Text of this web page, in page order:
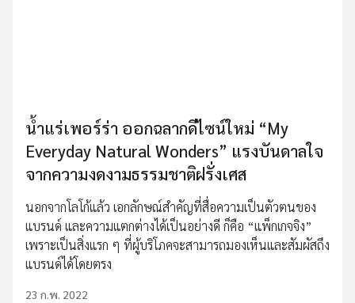
น้ำแร่เพอร์ร่า ออกฉลากดีไซน์ใหม่ “My
Everyday Natural Wonders” แรงบันดาลใจ
จากความงดงามธรรมชาติฝรั่งเศส
นอกจากโลโก้แล้ว เอกลักษณ์สำคัญที่สื่อความเป็นตัวตนของ
แบรนด์ และความแตกต่างได้เป็นอย่างดี ก็คือ “แพ็กเกจจิง”
เพราะเป็นสิ่งแรก ๆ ที่ผู้บริโภคจะสามารถมองเห็นและสัมผัสถึง
แบรนด์ได้โดยตรง
23 ก.พ. 2022